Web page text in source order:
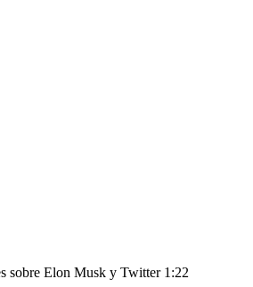
sobre Elon Musk y Twitter 1:22